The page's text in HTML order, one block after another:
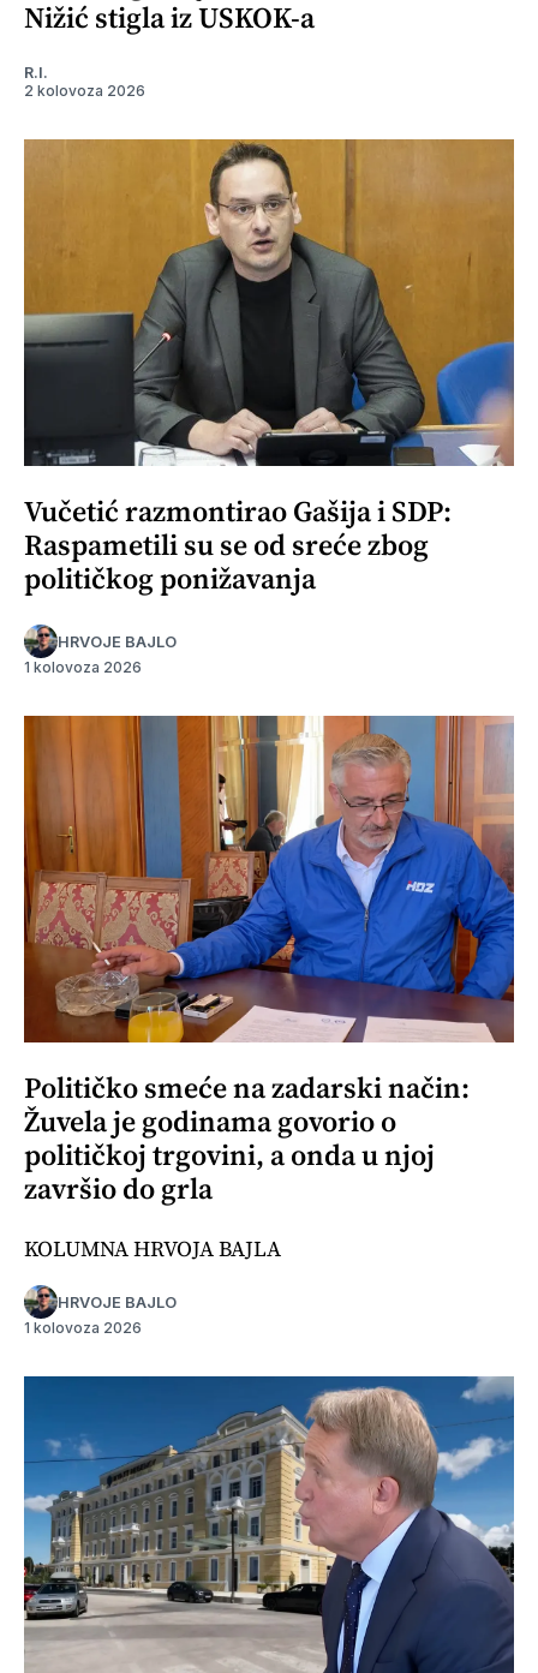
Nižić stigla iz USKOK-a
R.I.
2 kolovoza 2026
Vučetić razmontirao Gašija i SDP:
Raspametili su se od sreće zbog
političkog ponižavanja
HRVOJE BAJLO
1 kolovoza 2026
Političko smeće na zadarski način:
Žuvela je godinama govorio o
političkoj trgovini, a onda u njoj
završio do grla
KOLUMNA HRVOJA BAJLA
HRVOJE BAJLO
1 kolovoza 2026